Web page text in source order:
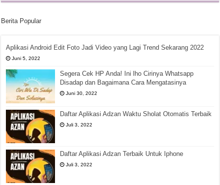
Berita Popular
Aplikasi Android Edit Foto Jadi Video yang Lagi Trend Sekarang 2022
Juni 5, 2022
Segera Cek HP Anda! Ini lho Cirinya Whatsapp
Disadap dan Bagaimana Cara Mengatasinya
Juni 30, 2022
Daftar Aplikasi Adzan Waktu Sholat Otomatis Terbaik
Juli 3, 2022
Daftar Aplikasi Adzan Terbaik Untuk Iphone
Juli 3, 2022